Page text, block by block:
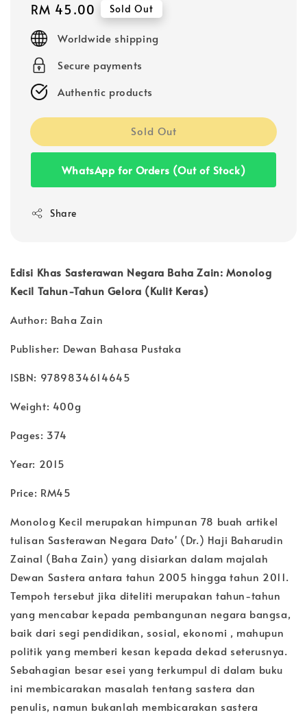
Regular
price
RM 45.00 Sold Out
Worldwide shipping
Secure payments
Authentic products
Sold Out
WhatsApp for Orders (Out of Stock)
Share
Edisi Khas Sasterawan Negara Baha Zain: Monolog
Kecil Tahun-Tahun Gelora (Kulit Keras)
Author: Baha Zain
Publisher: Dewan Bahasa Pustaka
ISBN: 9789834614645
Weight: 400g
Pages: 374
Year: 2015
Price: RM45
Monolog Kecil merupakan himpunan 78 buah artikel
tulisan Sasterawan Negara Dato' (Dr.) Haji Baharudin
Zainal (Baha Zain) yang disiarkan dalam majalah
Dewan Sastera antara tahun 2005 hingga tahun 2011.
Tempoh tersebut jika diteliti merupakan tahun-tahun
yang mencabar kepada pembangunan negara bangsa,
baik dari segi pendidikan, sosial, ekonomi , mahupun
politik yang memberi kesan kepada dekad seterusnya.
Sebahagian besar esei yang terkumpul di dalam buku
ini membicarakan masalah tentang sastera dan
penulis, namun bukanlah membicarakan sastera